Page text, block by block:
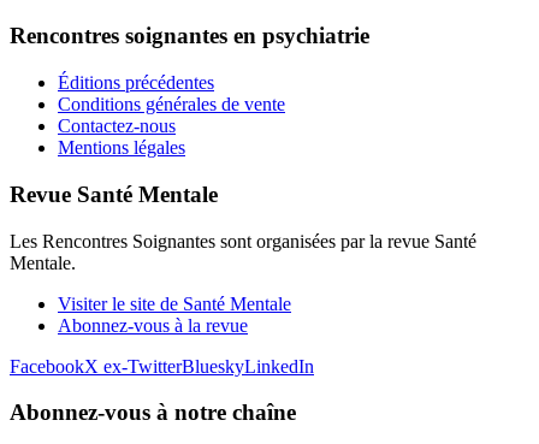
Rencontres soignantes en psychiatrie
Éditions précédentes
Conditions générales de vente
Contactez-nous
Mentions légales
Revue Santé Mentale
Les Rencontres Soignantes sont organisées par la revue Santé
Mentale.
Visiter le site de Santé Mentale
Abonnez-vous à la revue
FacebookX ex-TwitterBlueskyLinkedIn
Abonnez-vous à notre chaîne